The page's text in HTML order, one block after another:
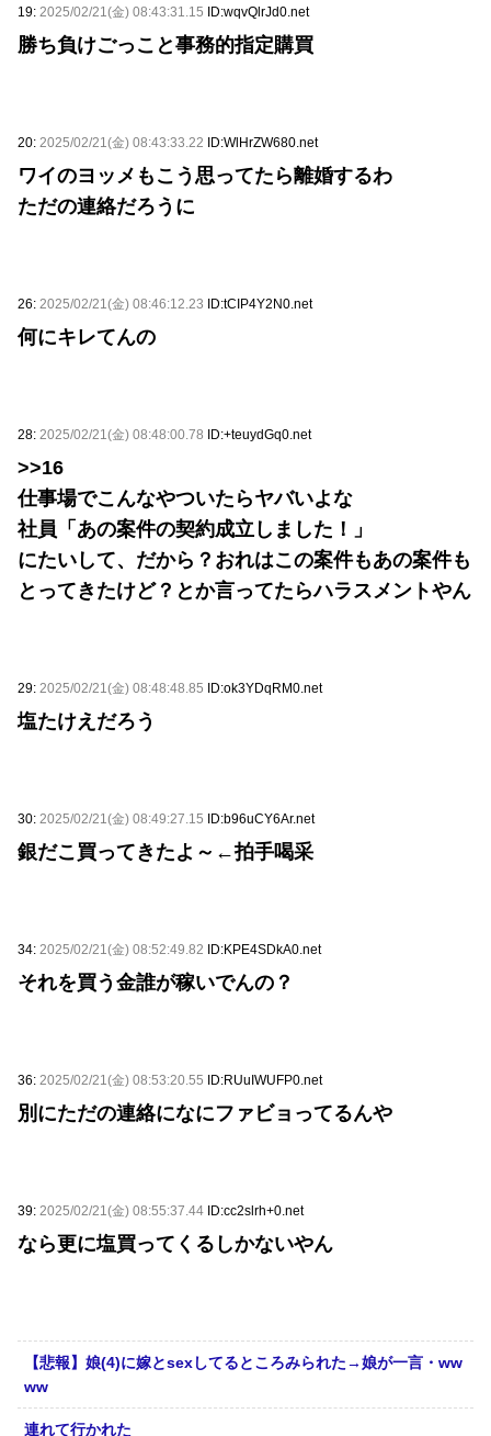
19: 2025/02/21(金) 08:43:31.15 ID:wqvQlrJd0.net
勝ち負けごっこと事務的指定購買
20: 2025/02/21(金) 08:43:33.22 ID:WlHrZW680.net
ワイのヨッメもこう思ってたら離婚するわ
ただの連絡だろうに
26: 2025/02/21(金) 08:46:12.23 ID:tCIP4Y2N0.net
何にキレてんの
28: 2025/02/21(金) 08:48:00.78 ID:+teuydGq0.net
>>16
仕事場でこんなやついたらヤバいよな
社員「あの案件の契約成立しました！」
にたいして、だから？おれはこの案件もあの案件も
とってきたけど？とか言ってたらハラスメントやん
29: 2025/02/21(金) 08:48:48.85 ID:ok3YDqRM0.net
塩たけえだろう
30: 2025/02/21(金) 08:49:27.15 ID:b96uCY6Ar.net
銀だこ買ってきたよ～←拍手喝采
34: 2025/02/21(金) 08:52:49.82 ID:KPE4SDkA0.net
それを買う金誰が稼いでんの？
36: 2025/02/21(金) 08:53:20.55 ID:RUuIWUFP0.net
別にただの連絡になにファビョってるんや
39: 2025/02/21(金) 08:55:37.44 ID:cc2slrh+0.net
なら更に塩買ってくるしかないやん
【悲報】娘(4)に嫁とsexしてるところみられた→娘が一言・ww
ww
連れて行かれた